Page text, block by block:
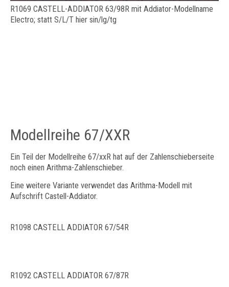
R1069 CASTELL-ADDIATOR 63/98R mit Addiator-Modellname
Electro; statt S/L/T hier sin/lg/tg
Modellreihe 67/XXR
Ein Teil der Modellreihe 67/xxR hat auf der Zahlenschieberseite
noch einen Arithma-Zahlenschieber.
Eine weitere Variante verwendet das Arithma-Modell mit
Aufschrift Castell-Addiator.
R1098 CASTELL ADDIATOR 67/54R
R1092 CASTELL ADDIATOR 67/87R